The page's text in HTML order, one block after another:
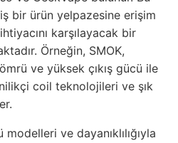
bir ürün yelpazesine erişim
karşılayacak bir
Örneğin, SMOK,
ve yüksek çıkış gücü ile
coil teknolojileri ve şık
ve dayanıklılığıyla